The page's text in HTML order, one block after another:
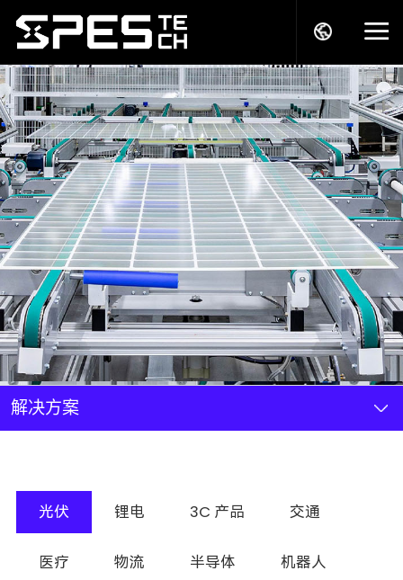
关于我们
产品中心
解决方案
服务支持
商务模式
新闻资讯
加入我们
解决方案
光伏 锂电 3C 产品 交通
医疗 物流 半导体 机器人